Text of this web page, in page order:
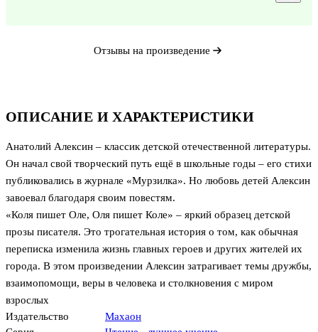
ОПИСАНИЕ И ХАРАКТЕРИСТИКИ
Анатолий Алексин – классик детской отечественной литературы.
Он начал свой творческий путь ещё в школьные годы – его стихи
публиковались в журнале «Мурзилка». Но любовь детей Алексин
завоевал благодаря своим повестям.
«Коля пишет Оле, Оля пишет Коле» – яркий образец детской
прозы писателя. Это трогательная история о том, как обычная
переписка изменила жизнь главных героев и других жителей их
города. В этом произведении Алексин затрагивает темы дружбы,
взаимопомощи, веры в человека и столкновения с миром
взрослых
Издательство
Махаон
Отзывы на произведение